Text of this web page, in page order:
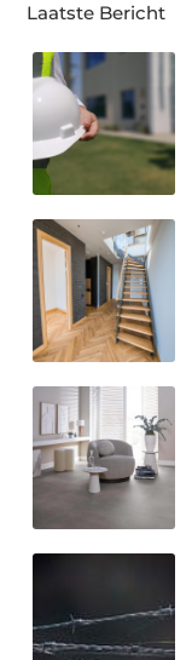
Laatste Bericht